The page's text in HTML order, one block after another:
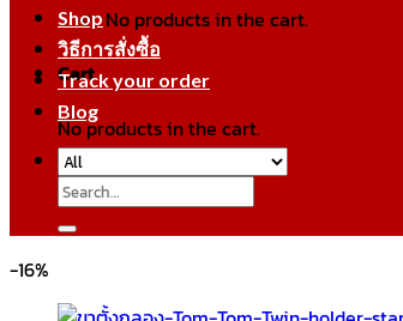
No products in the cart.
Cart
No products in the cart.
Shop
วิธีการสั่งซื้อ
Track your order
Blog
Search
for:
-16%